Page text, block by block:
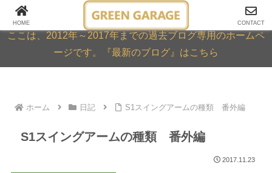
GREEN GARAGE ARCHIVE
ここは、2012年～2017年までの過去ブログ専用のホームペ
ージです。『最新のブログ』はこちら
ホーム 日記 S1スイングアームの種類 番外編
S1スイングアームの種類 番外編
2017.11.23
HOME CONTACT